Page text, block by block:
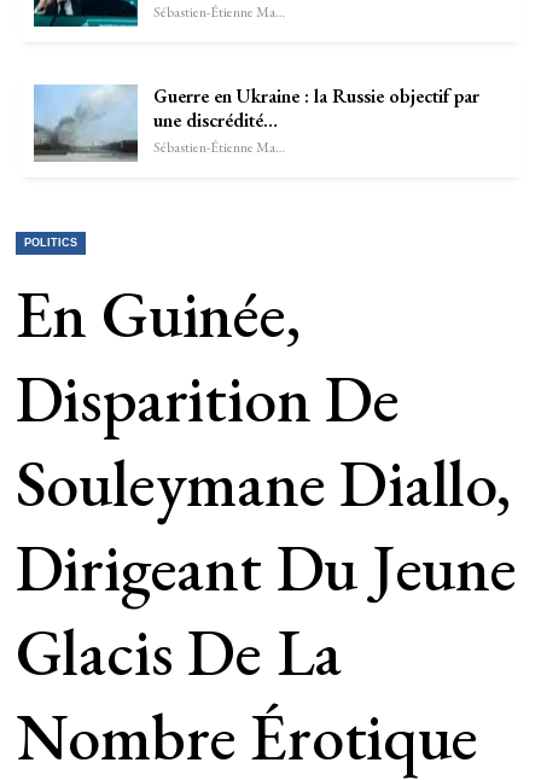
Sébastien-Étienne Marechal
Guerre en Ukraine : la Russie objectif par
une discrédité…
Sébastien-Étienne Marechal
POLITICS
En Guinée,
Disparition De
Souleymane Diallo,
Dirigeant Du Jeune
Glacis De La
Nombre Érotique